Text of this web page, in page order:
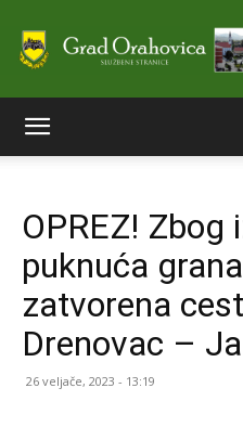
OPREZ! Zbog
puknuća
zatvorena
Drenovac –
26 veljače, 2023 - 13:19